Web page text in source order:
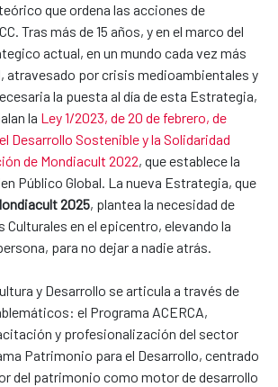
que ordena las acciones de
Tras más de 15 años, y en el marco del
actual, en un mundo cada vez más
atravesado por crisis medioambientales y
la puesta al día de esta Estrategia,
la Ley 1/2023, de 20 de febrero, de
Desarrollo Sostenible y la Solidaridad
de Mondiacult 2022, que establece la
Público Global. La nueva Estrategia, que
2025, plantea la necesidad de
Culturales en el epicentro, elevando la
para no dejar a nadie atrás.
y Desarrollo se articula a través de
el Programa ACERCA,
y profesionalización del sector
Patrimonio para el Desarrollo, centrado
del patrimonio como motor de desarrollo